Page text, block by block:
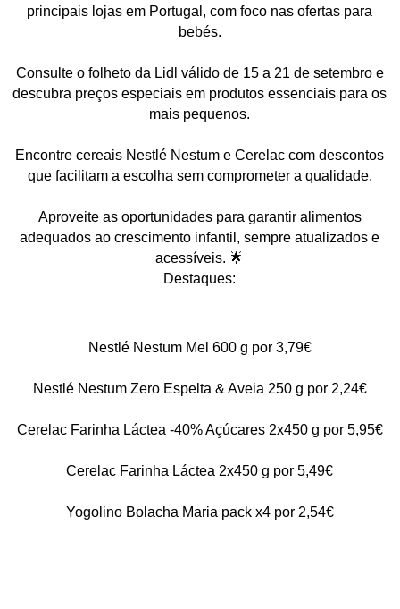
principais lojas em Portugal, com foco nas ofertas para
bebés.
Consulte o folheto da Lidl válido de 15 a 21 de setembro e
descubra preços especiais em produtos essenciais para os
mais pequenos.
Encontre cereais Nestlé Nestum e Cerelac com descontos
que facilitam a escolha sem comprometer a qualidade.
Aproveite as oportunidades para garantir alimentos
adequados ao crescimento infantil, sempre atualizados e
acessíveis. 🌟
Destaques:
Nestlé Nestum Mel 600 g por 3,79€
Nestlé Nestum Zero Espelta & Aveia 250 g por 2,24€
Cerelac Farinha Láctea -40% Açúcares 2x450 g por 5,95€
Cerelac Farinha Láctea 2x450 g por 5,49€
Yogolino Bolacha Maria pack x4 por 2,54€